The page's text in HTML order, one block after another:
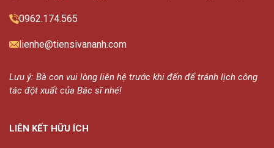
0962.174.565
lienhe@tiensivananh.com
Lưu ý: Bà con vui lòng liên hệ trước khi đến để tránh lịch công
tác đột xuất của Bác sĩ nhé!
LIÊN KẾT HỮU ÍCH